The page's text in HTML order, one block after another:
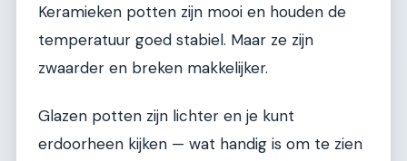
Keramieken potten zijn mooi en houden de
temperatuur goed stabiel. Maar ze zijn
zwaarder en breken makkelijker.
Glazen potten zijn lichter en je kunt
erdoorheen kijken — wat handig is om te zien